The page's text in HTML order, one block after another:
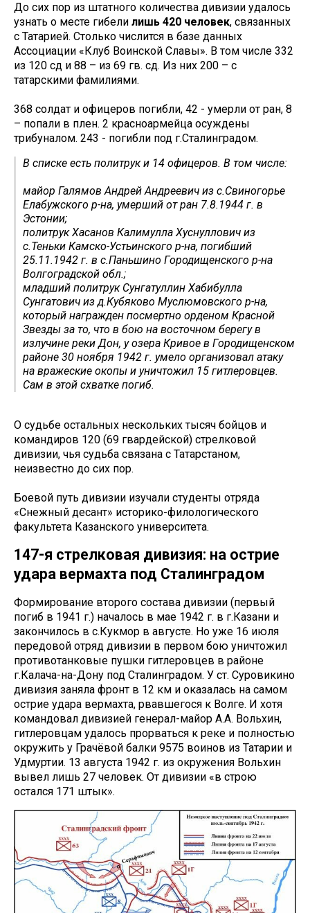
До сих пор из штатного количества дивизии удалось
узнать о месте гибели лишь 420 человек, связанных
с Татарией. Столько числится в базе данных
Ассоциации «Клуб Воинской Славы». В том числе 332
из 120 сд и 88 – из 69 гв. сд. Из них 200 – с
татарскими фамилиями.
368 солдат и офицеров погибли, 42 - умерли от ран, 8
– попали в плен. 2 красноармейца осуждены
трибуналом. 243 - погибли под г.Сталинградом.
В списке есть политрук и 14 офицеров. В том числе:
майор Галямов Андрей Андреевич из с.Свиногорье
Елабужского р-на, умерший от ран 7.8.1944 г. в
Эстонии;
политрук Хасанов Калимулла Хуснуллович из
с.Теньки Камско-Устьинского р-на, погибший
25.11.1942 г. в с.Паньшино Городищенского р-на
Волгоградской обл.;
младший политрук Сунгатуллин Хабибулла
Сунгатович из д.Кубяково Муслюмовского р-на,
который награжден посмертно орденом Красной
Звезды за то, что в бою на восточном берегу в
излучине реки Дон, у озера Кривое в Городищенском
районе 30 ноября 1942 г. умело организовал атаку
на вражеские окопы и уничтожил 15 гитлеровцев.
Сам в этой схватке погиб.
О судьбе остальных нескольких тысяч бойцов и
командиров 120 (69 гвардейской) стрелковой
дивизии, чья судьба связана с Татарстаном,
неизвестно до сих пор.
Боевой путь дивизии изучали студенты отряда
«Снежный десант» историко-филологического
факультета Казанского университета.
147-я стрелковая дивизия: на острие
удара вермахта под Сталинградом
Формирование второго состава дивизии (первый
погиб в 1941 г.) началось в мае 1942 г. в г.Казани и
закончилось в с.Кукмор в августе. Но уже 16 июля
передовой отряд дивизии в первом бою уничтожил
противотанковые пушки гитлеровцев в районе
г.Калача-на-Дону под Сталинградом. У ст. Суровикино
дивизия заняла фронт в 12 км и оказалась на самом
острие удара вермахта, рвавшегося к Волге. И хотя
командовал дивизией генерал-майор А.А. Вольхин,
гитлеровцам удалось прорваться к реке и полностью
окружить у Грачёвой балки 9575 воинов из Татарии и
Удмуртии. 13 августа 1942 г. из окружения Вольхин
вывел лишь 27 человек. От дивизии «в строю
остался 171 штык».